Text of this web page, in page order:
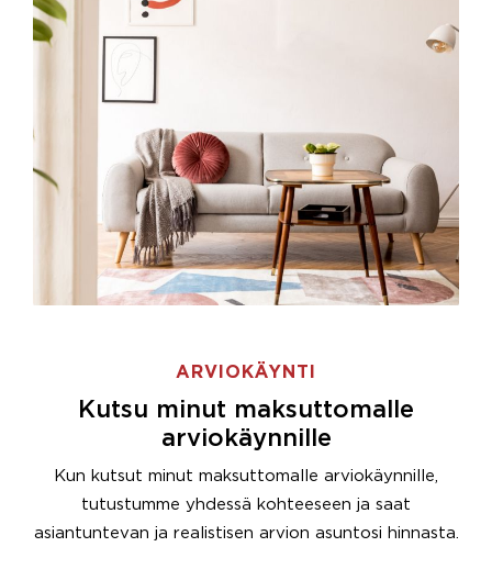
ARVIOKÄYNTI
Kutsu minut maksuttomalle
arviokäynnille
Kun kutsut minut maksuttomalle arviokäynnille,
tutustumme yhdessä kohteeseen ja saat
asiantuntevan ja realistisen arvion asuntosi hinnasta.